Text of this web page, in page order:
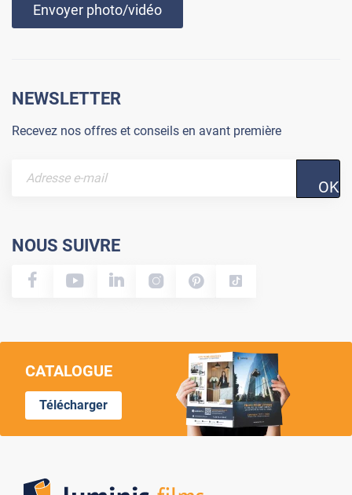
Envoyer photo/vidéo
NEWSLETTER
Recevez nos offres et conseils en avant première
OK
NOUS SUIVRE
CATALOGUE
Télécharger